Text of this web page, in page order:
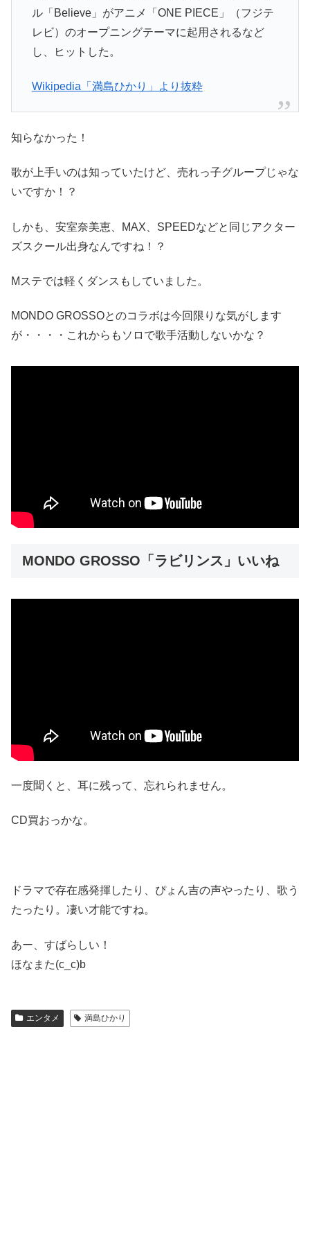
ル「Believe」がアニメ「ONE PIECE」（フジテ
レビ）のオープニングテーマに起用されるなど
し、ヒットした。
Wikipedia「満島ひかり」より抜粋
知らなかった！
歌が上手いのは知っていたけど、売れっ子グループじゃな
いですか！？
しかも、安室奈美恵、MAX、SPEEDなどと同じアクター
ズスクール出身なんですね！？
Mステでは軽くダンスもしていました。
MONDO GROSSOとのコラボは今回限りな気がします
が・・・・これからもソロで歌手活動しないかな？
MONDO GROSSO「ラビリンス」いいね
一度聞くと、耳に残って、忘れられません。
CD買おっかな。
ドラマで存在感発揮したり、ぴょん吉の声やったり、歌う
たったり。凄い才能ですね。
あー、すばらしい！
ほなまた(c_c)b
エンタメ 満島ひかり